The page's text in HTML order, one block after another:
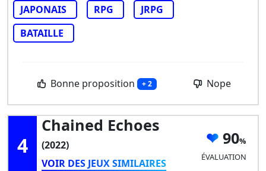
JAPONAIS RPG
JRPG
BATAILLE
Bonne proposition + 2 Nope
4
Chained Echoes
(2022)
VOIR DES JEUX SIMILAIRES
90
ÉVALUATION